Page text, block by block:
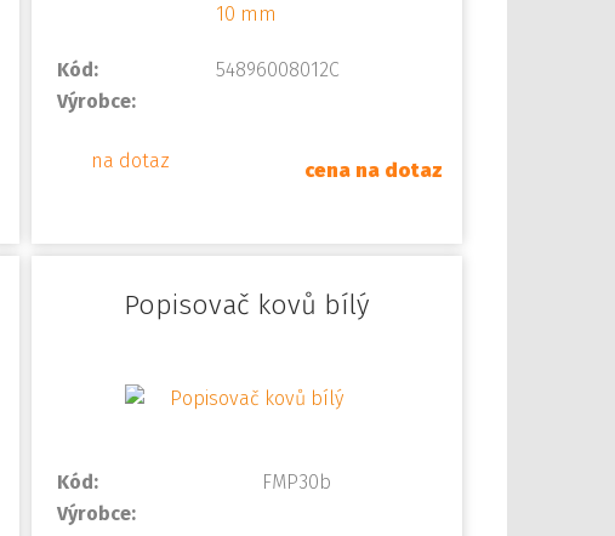
Kód:
54896008012C
Výrobce:
na dotaz cena na dotaz
Popisovač kovů bílý
Kód:
FMP30b
Výrobce: